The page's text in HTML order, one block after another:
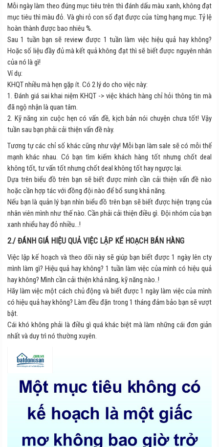
Mỗi ngày làm theo đúng mục tiêu trên thì đánh dấu màu xanh, không đạt
mục tiêu thì màu đỏ. Và ghi rỏ con số đạt được của từng hạng mục. Tỷ lệ
hoàn thành được bao nhiêu %.
Sau 1 tuần bạn sẽ review được 1 tuần làm việc hiệu quả hay không?
Hoặc số liệu đầy đủ mà kết quả không đạt thì sẽ biết được nguyên nhân
của nó là gì!
Ví dụ:
KHQT nhiều mà hẹn gặp ít. Có 2 lý do cho việc này:
1. Đánh giá sai khai niệm KHQT -> việc khách hàng chỉ hỏi thông tin mà
đã ngộ nhận là quan tâm.
2. Kỹ năng xin cuộc hẹn có vấn đề, kịch bản nói chuyện chưa tốt! Vậy
tuần sau bạn phải cải thiện vấn đề này.
Tương tự các chỉ số khác cũng như vậy! Mỗi bạn làm sale sẽ có mỗi thế
mạnh khác nhau. Có bạn tìm kiếm khách hàng tốt nhưng chốt deal
không tốt, tư vấn tốt nhưng chốt deal không tốt hay ngược lại.
Dựa trên biểu đồ trên bạn sẽ biết được mình cần cải thiện vấn đề nào
hoặc cần hợp tác với đồng đội nào để bổ sung khả năng.
Nếu bạn là quản lý bạn nhìn biểu đồ trên bạn sẽ biết được hiện trạng của
nhân viên mình như thế nào. Cần phải cải thiện điều gì. Đội nhóm của bạn
xanh nhiểu hay đỏ nhiều…!
2./ ĐÁNH GIÁ HIỆU QUẢ VIỆC LẬP KẾ HOẠCH BÁN HÀNG
Việc lập kế hoạch và theo dõi này sẽ giúp bạn biết được 1 ngày lên cty
mình làm gì? Hiệu quả hay không? 1 tuần làm việc của mình có hiệu quả
hay không? Mình cần cải thiện khả năng, kỹ năng nào..!
Hãy làm việc một cách chủ động và biết được 1 ngày làm việc của mình
có hiệu quả hay không? Làm đều đặn trong 1 tháng đảm bảo bạn sẽ vượt
bật.
Cái khó không phải là điều gì quá khác biệt mà làm những cái đơn giản
nhất và duy trì nó thường xuyên.